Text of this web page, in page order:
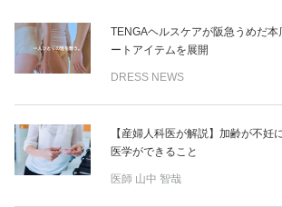
TENGAヘルスケアが阪急うめだ
ートアイテムを展開
DRESS NEWS
【産婦人科医が解説】加齢が不妊
医学ができること
医師 山中 智哉